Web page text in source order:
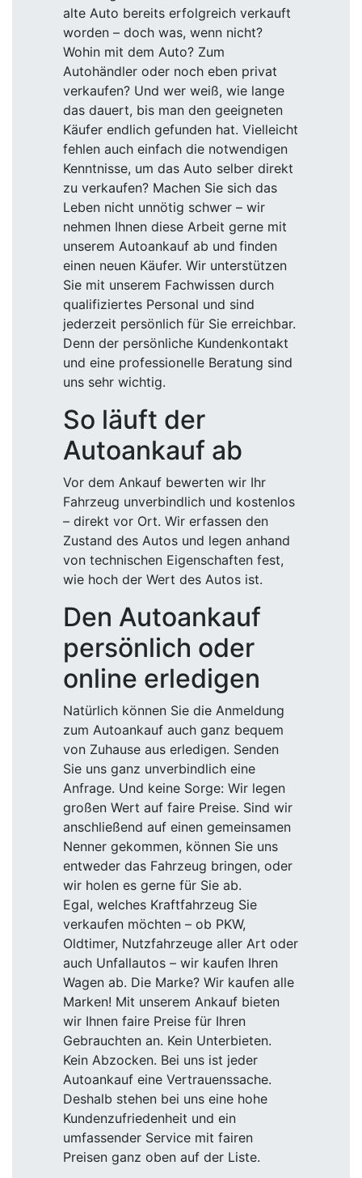
alte Auto bereits erfolgreich verkauft
worden – doch was, wenn nicht?
Wohin mit dem Auto? Zum
Autohändler oder noch eben privat
verkaufen? Und wer weiß, wie lange
das dauert, bis man den geeigneten
Käufer endlich gefunden hat. Vielleicht
fehlen auch einfach die notwendigen
Kenntnisse, um das Auto selber direkt
zu verkaufen? Machen Sie sich das
Leben nicht unnötig schwer – wir
nehmen Ihnen diese Arbeit gerne mit
unserem Autoankauf ab und finden
einen neuen Käufer. Wir unterstützen
Sie mit unserem Fachwissen durch
qualifiziertes Personal und sind
jederzeit persönlich für Sie erreichbar.
Denn der persönliche Kundenkontakt
und eine professionelle Beratung sind
uns sehr wichtig.
So läuft der
Autoankauf ab
Vor dem Ankauf bewerten wir Ihr
Fahrzeug unverbindlich und kostenlos
– direkt vor Ort. Wir erfassen den
Zustand des Autos und legen anhand
von technischen Eigenschaften fest,
wie hoch der Wert des Autos ist.
Den Autoankauf
persönlich oder
online erledigen
Natürlich können Sie die Anmeldung
zum Autoankauf auch ganz bequem
von Zuhause aus erledigen. Senden
Sie uns ganz unverbindlich eine
Anfrage. Und keine Sorge: Wir legen
großen Wert auf faire Preise. Sind wir
anschließend auf einen gemeinsamen
Nenner gekommen, können Sie uns
entweder das Fahrzeug bringen, oder
wir holen es gerne für Sie ab.
Egal, welches Kraftfahrzeug Sie
verkaufen möchten – ob PKW,
Oldtimer, Nutzfahrzeuge aller Art oder
auch Unfallautos – wir kaufen Ihren
Wagen ab. Die Marke? Wir kaufen alle
Marken! Mit unserem Ankauf bieten
wir Ihnen faire Preise für Ihren
Gebrauchten an. Kein Unterbieten.
Kein Abzocken. Bei uns ist jeder
Autoankauf eine Vertrauenssache.
Deshalb stehen bei uns eine hohe
Kundenzufriedenheit und ein
umfassender Service mit fairen
Preisen ganz oben auf der Liste.